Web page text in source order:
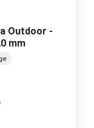
Outdoor -
mm